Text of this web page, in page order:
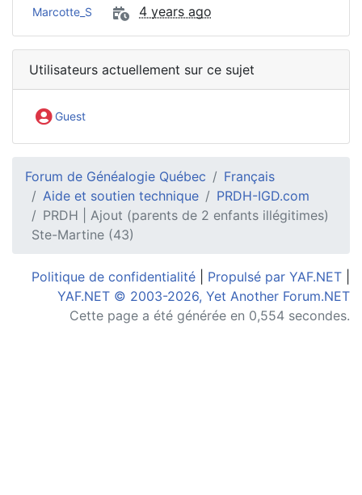
Marcotte_S 4 years ago
Utilisateurs actuellement sur ce sujet
Guest
Forum de Généalogie Québec
Français
Aide et soutien technique
PRDH-IGD.com
PRDH | Ajout (parents de 2 enfants illégitimes)
Ste-Martine (43)
Politique de confidentialité Propulsé par YAF.NET
YAF.NET © 2003-2026, Yet Another Forum.NET
Cette page a été générée en 0,554 secondes.